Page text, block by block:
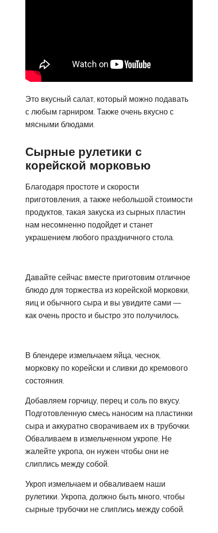
Это вкусный салат, который можно подавать
с любым гарниром. Также очень вкусно с
мясными блюдами.
Сырные рулетики с
корейской морковью
Благодаря простоте и скорости
приготовления, а также небольшой стоимости
продуктов, такая закуска из сырных пластин
нам несомненно подойдет и станет
украшением любого праздничного стола.
Давайте сейчас вместе приготовим отличное
блюдо для торжества из корейской морковки,
яиц и обычного сыра и вы увидите сами —
как очень просто и быстро это получилось.
В блендере измельчаем яйца, чеснок,
морковку по корейски и сливки до кремового
состояния.
Добавляем горчицу, перец и соль по вкусу.
Подготовленную смесь наносим на пластинки
сыра и аккуратно сворачиваем их в трубочки.
Обваливаем в измельченном укропе. Не
жалейте укропа, он нужен чтобы они не
слиплись между собой.
Укроп измельчаем и обваливаем наши
рулетики. Укропа, должно быть много, чтобы
сырные трубочки не слиплись между собой.